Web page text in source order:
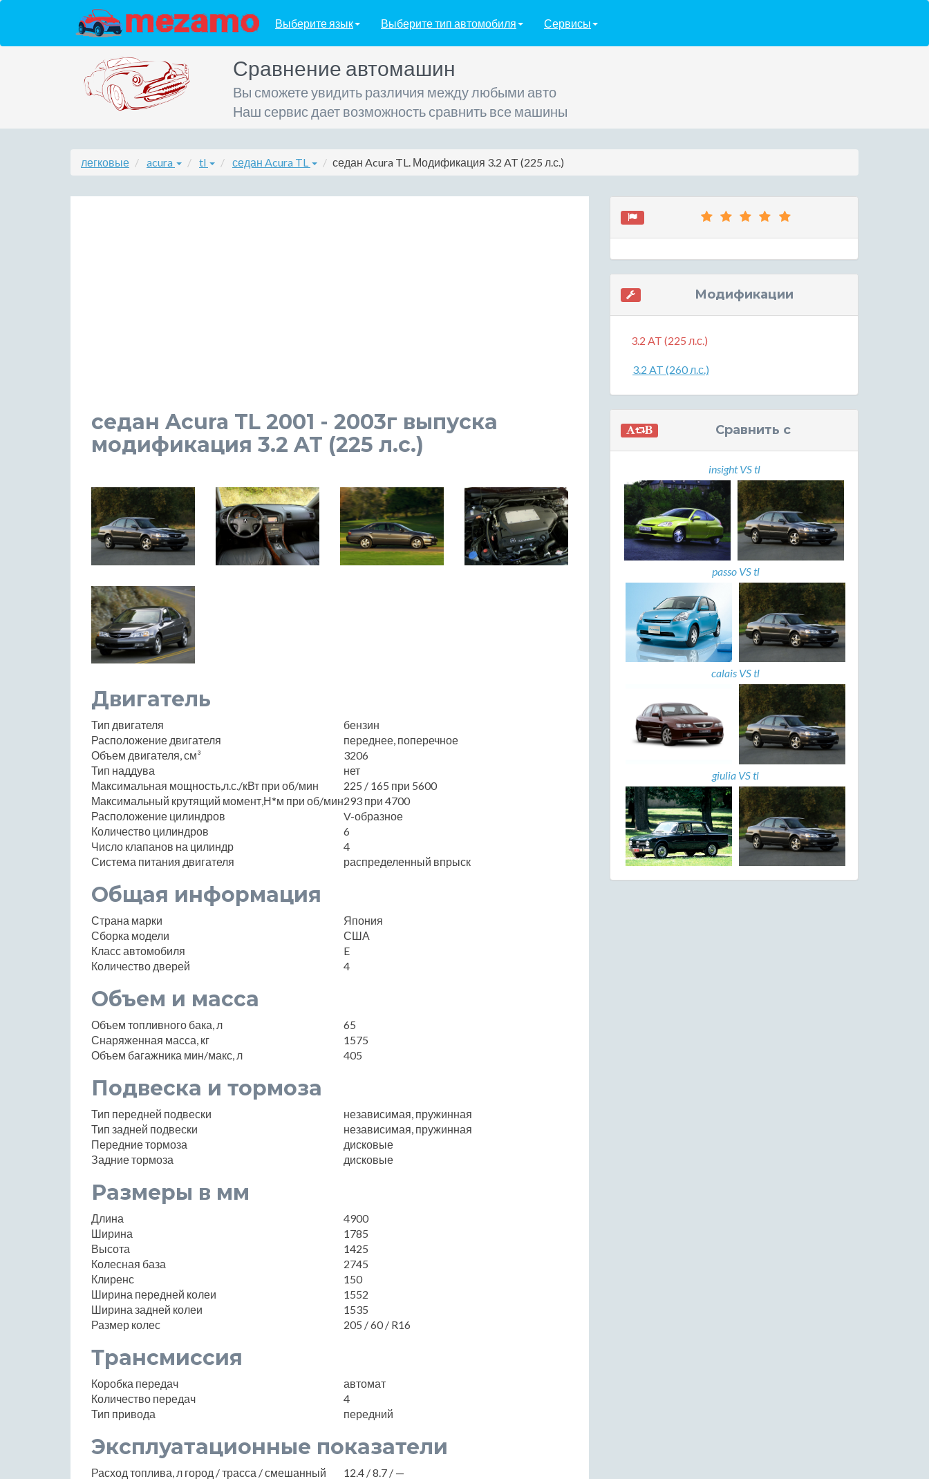
Выберите язык Выберите тип автомобиля Сервисы
Сравнение автомашин
Вы сможете увидить различия между любыми авто
Наш сервис дает возможность сравнить все машины
легковые acura tl седан Acura TL седан Acura TL. Модификация 3.2 AT (225 л.с.)
седан Acura TL 2001 - 2003г выпуска
модификация 3.2 AT (225 л.с.)
Двигатель
Тип двигателя
бензин
Расположение двигателя
переднее, поперечное
Объем двигателя, см³
3206
Тип наддува
нет
Максимальная мощность,л.с./кВт при об/мин
225 / 165 при 5600
Максимальный крутящий момент,Н*м при об/мин293 при 4700
Расположение цилиндров
V-образное
Количество цилиндров
6
Число клапанов на цилиндр
4
Система питания двигателя
распределенный впрыск
Общая информация
Страна марки
Япония
Сборка модели
США
Класс автомобиля
E
Количество дверей
4
Объем и масса
Объем топливного бака, л
65
Снаряженная масса, кг
1575
Объем багажника мин/макс, л
405
Подвеска и тормоза
Тип передней подвески
независимая, пружинная
Тип задней подвески
независимая, пружинная
Передние тормоза
дисковые
Задние тормоза
дисковые
Размеры в мм
Длина
4900
Ширина
1785
Высота
1425
Колесная база
2745
Клиренс
150
Ширина передней колеи
1552
Ширина задней колеи
1535
Размер колес
205 / 60 / R16
Трансмиссия
Коробка передач
автомат
Количество передач
4
Тип привода
передний
Эксплуатационные показатели
Расход топлива, л город / трасса / смешанный
12.4 / 8.7 / —
Модификации
3.2 AT (225 л.с.)
3.2 AT (260 л.с.)
Сравнить с
insight VS tl
passo VS tl
calais VS tl
giulia VS tl